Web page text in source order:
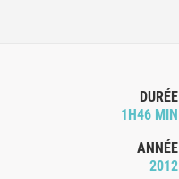
DURÉE
1H46 MIN
ANNÉE
2012